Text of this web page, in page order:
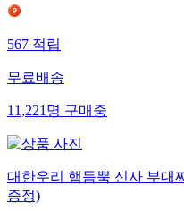
567 적립
무료배송
11,221 명 구매중
대한우리 햄듬뿍 신사 부대
증정)